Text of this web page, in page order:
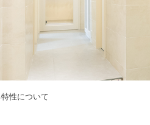
性について